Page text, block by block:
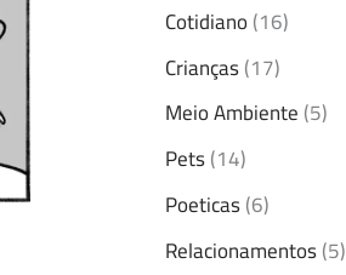
Cotidiano(16)
Crianças(17)
Meio Ambiente(5)
Pets(14)
Poeticas(6)
Relacionamentos(5)